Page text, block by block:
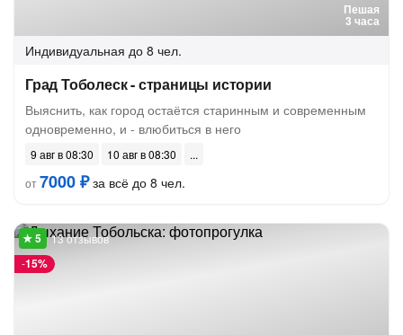
Пешая
3 часа
Индивидуальная до 8 чел.
Град Тоболеск - страницы истории
Выяснить, как город остаётся старинным и современным
одновременно, и - влюбиться в него
9 авг в 08:30
10 авг в 08:30
от7000 ₽за всё до 8 чел.
-15%
13 отзывов